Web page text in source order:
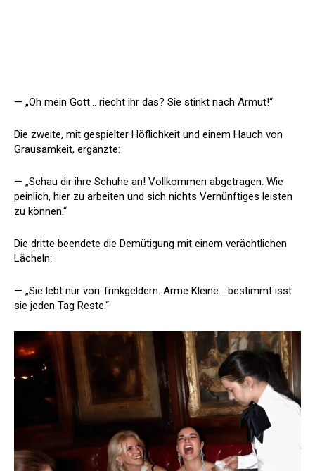
— „Oh mein Gott… riecht ihr das? Sie stinkt nach Armut!“
Die zweite, mit gespielter Höflichkeit und einem Hauch von
Grausamkeit, ergänzte:
— „Schau dir ihre Schuhe an! Vollkommen abgetragen. Wie
peinlich, hier zu arbeiten und sich nichts Vernünftiges leisten
zu können.“
Die dritte beendete die Demütigung mit einem verächtlichen
Lächeln:
— „Sie lebt nur von Trinkgeldern. Arme Kleine… bestimmt isst
sie jeden Tag Reste.“